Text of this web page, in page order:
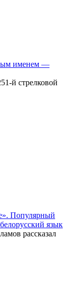
именем —
й стрелковой
Популярный
язык
рассказал